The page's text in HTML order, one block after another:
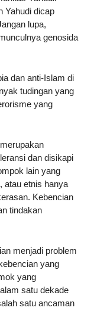
Yahudi dicap
lupa,
genosida
dan anti-Islam di
tudingan yang
yang
dan disikapi
lain yang
atau etnis hanya
Kebencian
tindakan
menjadi problem
yang
yang
satu dekade
satu ancaman